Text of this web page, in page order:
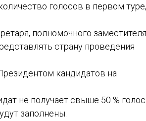
Форум в Гаване «Русская
голосов в первом
полномочного заместителя
страну проведения
кандидатов на
не получает свыше 50 %
заполнены.